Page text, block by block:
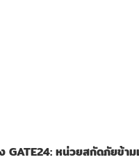
GATE24: หน่วยสกัดภัยข้า